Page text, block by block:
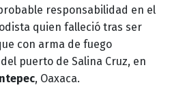
responsabilidad en el
quien falleció tras ser
con arma de fuego
puerto de Salina Cruz, en
, Oaxaca.